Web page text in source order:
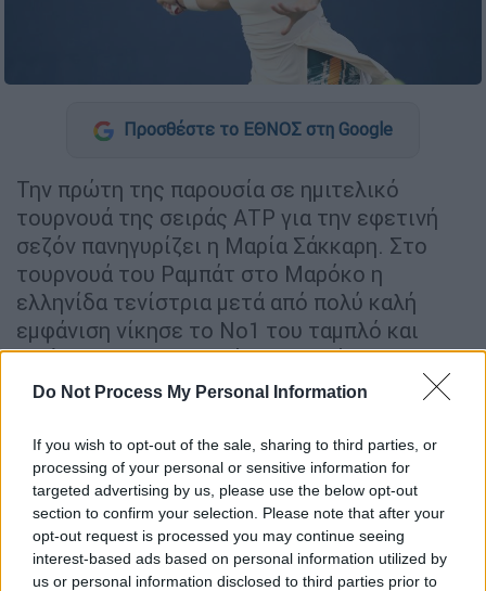
Do Not Process My Personal Information
If you wish to opt-out of the sale, sharing to third parties, or
processing of your personal or sensitive information for
targeted advertising by us, please use the below opt-out
section to confirm your selection. Please note that after your
opt-out request is processed you may continue seeing
interest-based ads based on personal information utilized by
us or personal information disclosed to third parties prior to
Προσθέστε το ΕΘΝΟΣ στη Google
Την πρώτη της παρουσία σε ημιτελικό
τουρνουά της σειράς ΑΤP για την εφετινή
σεζόν πανηγυρίζει η Μαρία Σάκκαρη. Στο
τουρνουά του Ραμπάτ στο Μαρόκο η
ελληνίδα τενίστρια μετά από πολύ καλή
εμφάνιση νίκησε το Νο1 του ταμπλό και
νικήτρια του περσινού τουρνουά την
Βελγίδα Ελίσε Μέρτενς με6-4, 7-6 (2)
και
Στην προσπάθεια της να μπει στον τελικό η
Σάκκαρη θα αντιμετωπίσει ακόμα μια πολύ
δυνατή Βελγίδα τενίστρια, την Αλισον Βαν
Ουίβαντσικ που νωρίτερα νίκησε την
Γιασαλίν Μποναβεντούρε 5-7, 6-1, 6-2.